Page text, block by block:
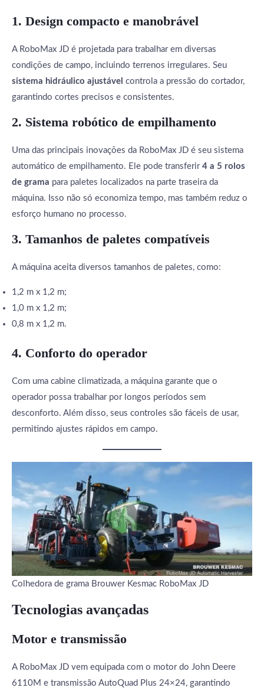
1. Design compacto e manobrável
A RoboMax JD é projetada para trabalhar em diversas
condições de campo, incluindo terrenos irregulares. Seu
sistema hidráulico ajustável controla a pressão do cortador,
garantindo cortes precisos e consistentes.
2. Sistema robótico de empilhamento
Uma das principais inovações da RoboMax JD é seu sistema
automático de empilhamento. Ele pode transferir 4 a 5 rolos
de grama para paletes localizados na parte traseira da
máquina. Isso não só economiza tempo, mas também reduz o
esforço humano no processo.
3. Tamanhos de paletes compatíveis
A máquina aceita diversos tamanhos de paletes, como:
1,2 m x 1,2 m;
1,0 m x 1,2 m;
0,8 m x 1,2 m.
4. Conforto do operador
Com uma cabine climatizada, a máquina garante que o
operador possa trabalhar por longos períodos sem
desconforto. Além disso, seus controles são fáceis de usar,
permitindo ajustes rápidos em campo.
Colhedora de grama Brouwer Kesmac RoboMax JD
Tecnologias avançadas
Motor e transmissão
A RoboMax JD vem equipada com o motor do John Deere
6110M e transmissão AutoQuad Plus 24×24, garantindo